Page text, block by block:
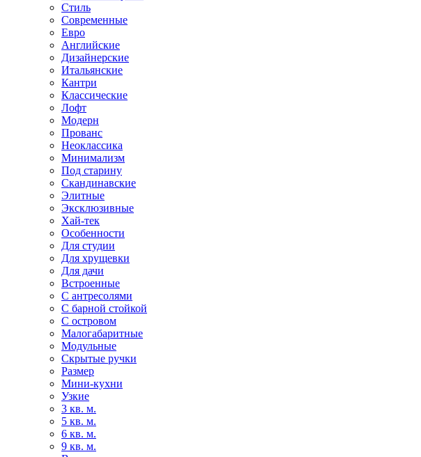
Стиль
Современные
Евро
Английские
Дизайнерские
Итальянские
Кантри
Классические
Лофт
Модерн
Прованс
Неоклассика
Минимализм
Под старину
Скандинавские
Элитные
Эксклюзивные
Хай-тек
Особенности
Для студии
Для хрущевки
Для дачи
Встроенные
С антресолями
С барной стойкой
С островом
Малогабаритные
Модульные
Скрытые ручки
Размер
Мини-кухни
Узкие
3 кв. м.
5 кв. м.
6 кв. м.
9 кв. м.